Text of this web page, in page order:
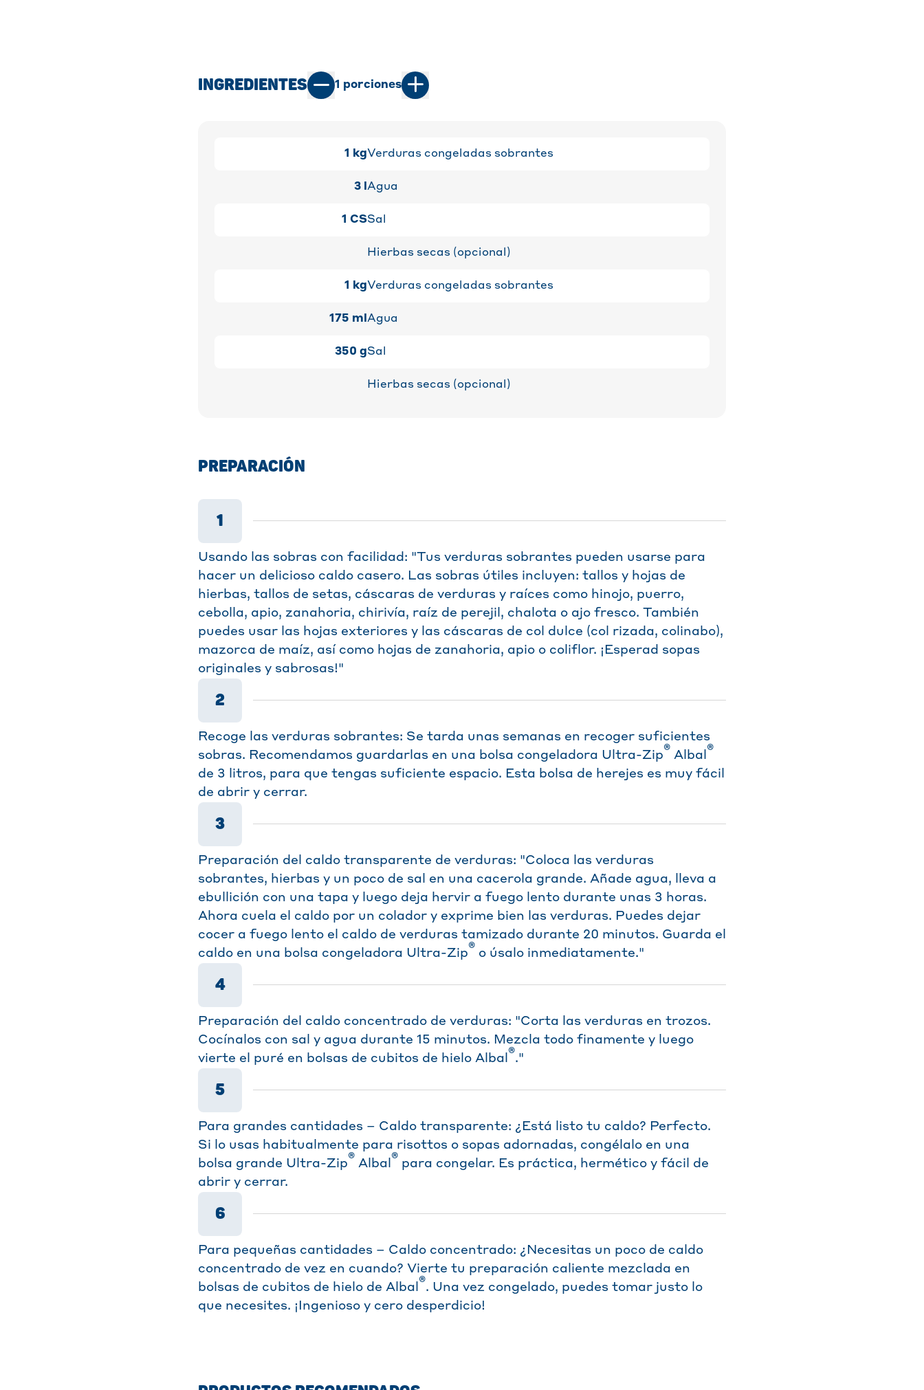
INGREDIENTES 1 porciones
1 kgVerduras congeladas sobrantes
3 lAgua
1 CSSal
Hierbas secas (opcional)
1 kgVerduras congeladas sobrantes
175 mlAgua
350 gSal
Hierbas secas (opcional)
PREPARACIÓN
1
Usando las sobras con facilidad: "Tus verduras sobrantes pueden usarse para
hacer un delicioso caldo casero. Las sobras útiles incluyen: tallos y hojas de
hierbas, tallos de setas, cáscaras de verduras y raíces como hinojo, puerro,
cebolla, apio, zanahoria, chirivía, raíz de perejil, chalota o ajo fresco. También
puedes usar las hojas exteriores y las cáscaras de col dulce (col rizada, colinabo),
mazorca de maíz, así como hojas de zanahoria, apio o coliflor. ¡Esperad sopas
originales y sabrosas!"
2
Recoge las verduras sobrantes: Se tarda unas semanas en recoger suficientes
sobras. Recomendamos guardarlas en una bolsa congeladora Ultra-Zip® Albal ®
de 3 litros, para que tengas suficiente espacio. Esta bolsa de herejes es muy fácil
de abrir y cerrar.
3
Preparación del caldo transparente de verduras: "Coloca las verduras
sobrantes, hierbas y un poco de sal en una cacerola grande. Añade agua, lleva a
ebullición con una tapa y luego deja hervir a fuego lento durante unas 3 horas.
Ahora cuela el caldo por un colador y exprime bien las verduras. Puedes dejar
cocer a fuego lento el caldo de verduras tamizado durante 20 minutos. Guarda el
caldo en una bolsa congeladora Ultra-Zip® o úsalo inmediatamente."
4
Preparación del caldo concentrado de verduras: "Corta las verduras en trozos.
Cocínalos con sal y agua durante 15 minutos. Mezcla todo finamente y luego
vierte el puré en bolsas de cubitos de hielo Albal ®."
5
Para grandes cantidades – Caldo transparente: ¿Está listo tu caldo? Perfecto.
Si lo usas habitualmente para risottos o sopas adornadas, congélalo en una
bolsa grande Ultra-Zip® Albal ® para congelar. Es práctica, hermético y fácil de
abrir y cerrar.
6
Para pequeñas cantidades – Caldo concentrado: ¿Necesitas un poco de caldo
concentrado de vez en cuando? Vierte tu preparación caliente mezclada en
bolsas de cubitos de hielo de Albal ®. Una vez congelado, puedes tomar justo lo
que necesites. ¡Ingenioso y cero desperdicio!